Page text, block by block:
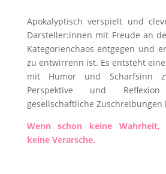
Apokalyptisch verspielt und
Darsteller:innen mit Freude an
Kategorienchaos entgegen und
zu entwirrenn ist. Es entsteht eine
mit Humor und Scharfsinn
Perspektive und
gesellschaftliche
Wenn schon keine Wahrheit,
keine Verarsche.